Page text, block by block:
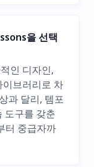
을 선택
인 디자인,
브러리로 차
과 달리, 템포
도구를 갖춘
터 중급자까